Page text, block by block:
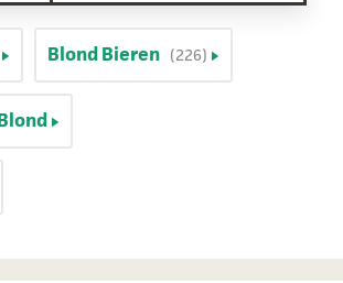
Blond Bieren (226)